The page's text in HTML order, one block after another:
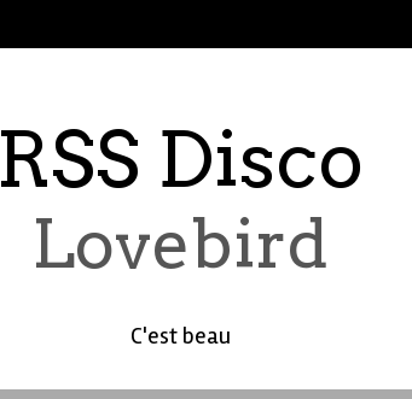
RSS Disco
Lovebird
C'est beau